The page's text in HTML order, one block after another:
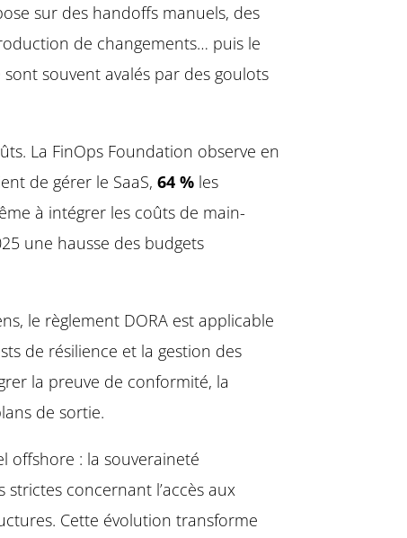
sur des handoffs manuels, des
de changements… puis le
souvent avalés par des goulots
La FinOps Foundation observe en
de gérer le SaaS, 64 % les
à intégrer les coûts de main-
une hausse des budgets
le règlement DORA est applicable
de résilience et la gestion des
la preuve de conformité, la
de sortie.
offshore : la souveraineté
concernant l’accès aux
Cette évolution transforme